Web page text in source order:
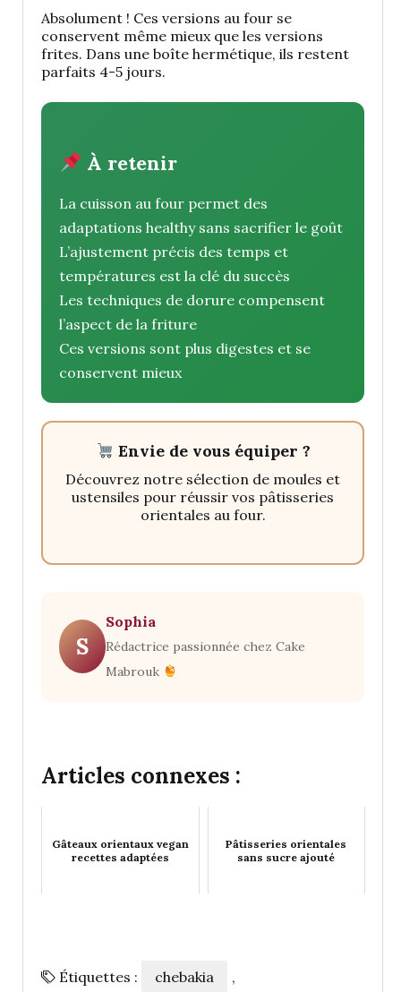
Absolument ! Ces versions au four se
conservent même mieux que les versions
frites. Dans une boîte hermétique, ils restent
parfaits 4-5 jours.
À retenir
La cuisson au four permet des
adaptations healthy sans sacrifier le goût
L’ajustement précis des temps et
températures est la clé du succès
Les techniques de dorure compensent
l’aspect de la friture
Ces versions sont plus digestes et se
conservent mieux
Envie de vous équiper ?
Découvrez notre sélection de moules et
ustensiles pour réussir vos pâtisseries
orientales au four.
S
Sophia
Rédactrice passionnée chez Cake
Mabrouk
Articles connexes :
Gâteaux orientaux vegan
recettes adaptées
Pâtisseries orientales
sans sucre ajouté
Étiquettes : chebakia ,